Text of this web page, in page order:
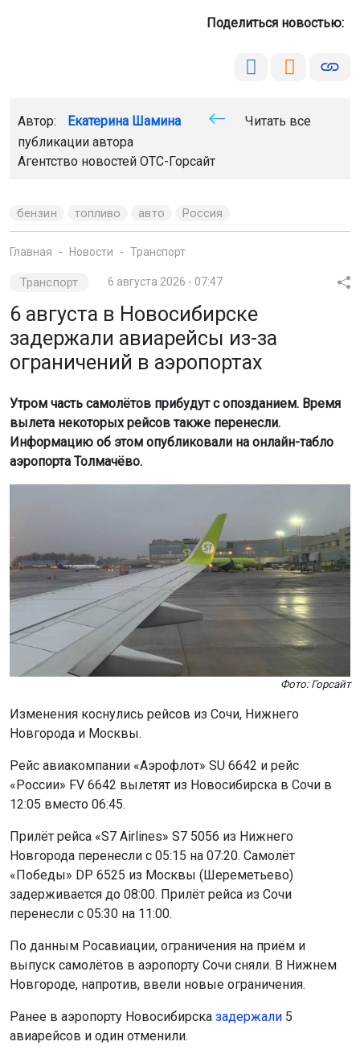
Поделиться новостью:
Автор: Екатерина Шамина
Читать все
публикации автора
Агентство новостей ОТС-Горсайт
бензин топливо авто Россия
Главная Новости Транспорт
Транспорт 6 августа 2026 - 07:47
6 августа в Новосибирске
задержали авиарейсы из-за
ограничений в аэропортах
Утром часть самолётов прибудут с опозданием. Время
вылета некоторых рейсов также перенесли.
Информацию об этом опубликовали на онлайн-табло
аэропорта Толмачёво.
Фото: Горсайт
Изменения коснулись рейсов из Сочи, Нижнего
Новгорода и Москвы.
Рейс авиакомпании «Аэрофлот» SU 6642 и рейс
«России» FV 6642 вылетят из Новосибирска в Сочи в
12:05 вместо 06:45.
Прилёт рейса «S7 Airlines» S7 5056 из Нижнего
Новгорода перенесли с 05:15 на 07:20. Самолёт
«Победы» DP 6525 из Москвы (Шереметьево)
задерживается до 08:00. Прилёт рейса из Сочи
перенесли с 05:30 на 11:00.
По данным Росавиации, ограничения на приём и
выпуск самолётов в аэропорту Сочи сняли. В Нижнем
Новгороде, напротив, ввели новые ограничения.
Ранее в аэропорту Новосибирска задержали 5
авиарейсов и один отменили.